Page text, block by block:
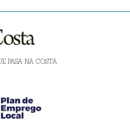
PASA NA COSTA